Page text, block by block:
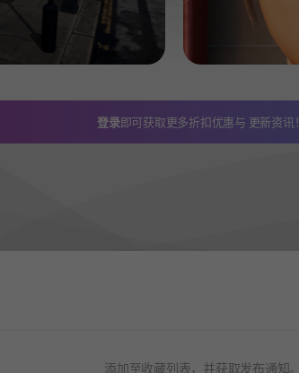
登录即可获取更多折扣优惠与 更新资讯！
添加至收藏列表，并获取发布通知。